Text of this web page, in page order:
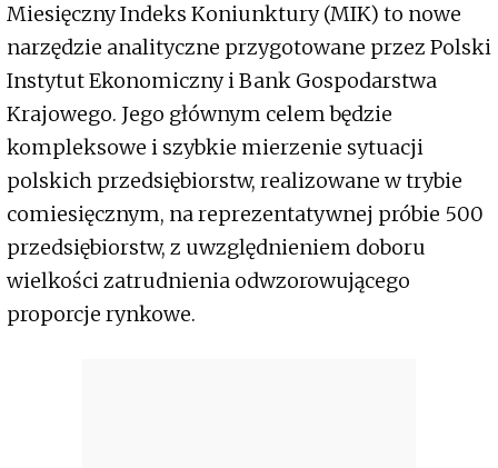
Miesięczny Indeks Koniunktury (MIK) to nowe
narzędzie analityczne przygotowane przez Polski
Instytut Ekonomiczny i Bank Gospodarstwa
Krajowego. Jego głównym celem będzie
kompleksowe i szybkie mierzenie sytuacji
polskich przedsiębiorstw, realizowane w trybie
comiesięcznym, na reprezentatywnej próbie 500
przedsiębiorstw, z uwzględnieniem doboru
wielkości zatrudnienia odwzorowującego
proporcje rynkowe.